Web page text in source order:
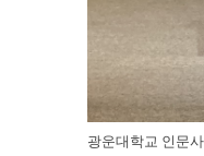
광운대학교 인문